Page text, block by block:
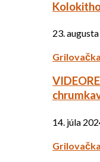
23.
Grilovačka
14. júla
Grilovačka